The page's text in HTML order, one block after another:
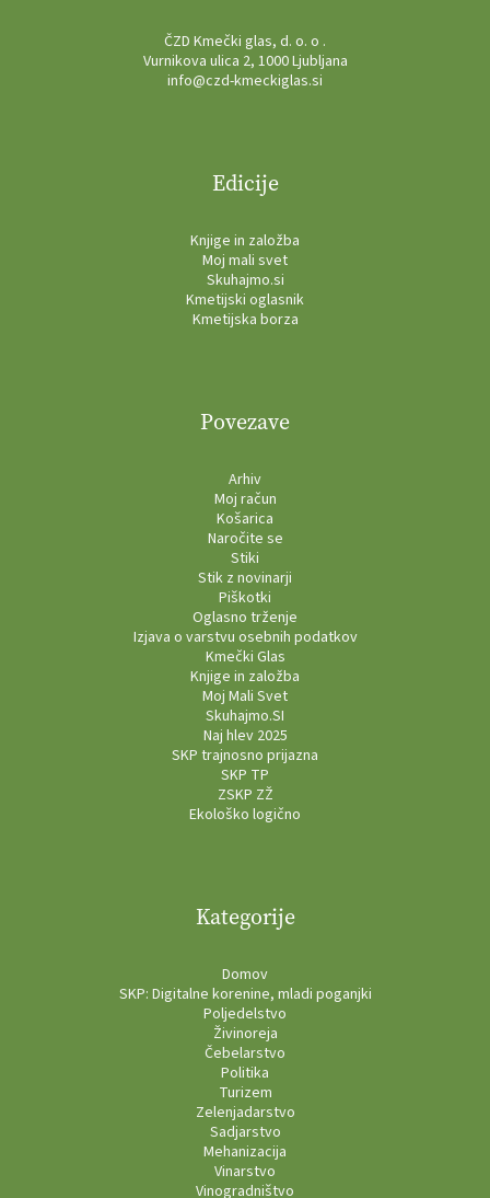
ČZD Kmečki glas, d. o. o .
Vurnikova ulica 2, 1000 Ljubljana
info@czd-kmeckiglas.si
Edicije
Knjige in založba
Moj mali svet
Skuhajmo.si
Kmetijski oglasnik
Kmetijska borza
Povezave
Arhiv
Moj račun
Košarica
Naročite se
Stiki
Stik z novinarji
Piškotki
Oglasno trženje
Izjava o varstvu osebnih podatkov
Kmečki Glas
Knjige in založba
Moj Mali Svet
Skuhajmo.SI
Naj hlev 2025
SKP trajnosno prijazna
SKP TP
ZSKP ZŽ
Ekološko logično
Kategorije
Domov
SKP: Digitalne korenine, mladi poganjki
Poljedelstvo
Živinoreja
Čebelarstvo
Politika
Turizem
Zelenjadarstvo
Sadjarstvo
Mehanizacija
Vinarstvo
Vinogradništvo